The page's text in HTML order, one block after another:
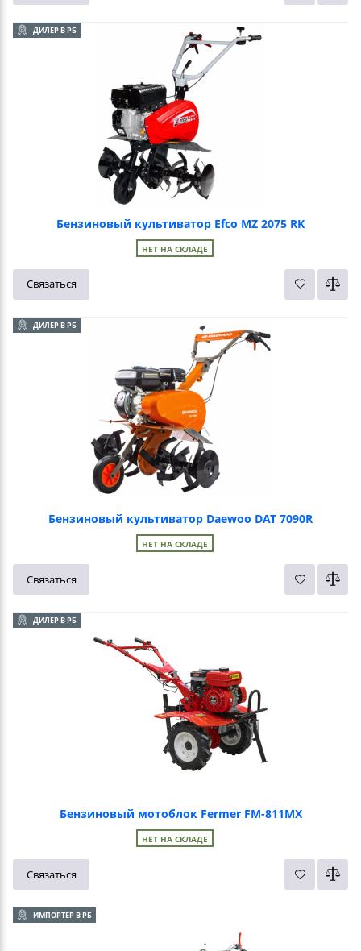
ДИЛЕР В РБ
Бензиновый культиватор Efco MZ 2075 RK
НЕТ НА СКЛАДЕ
Связаться
ДИЛЕР В РБ
Бензиновый культиватор Daewoo DAT 7090R
НЕТ НА СКЛАДЕ
Связаться
ДИЛЕР В РБ
Бензиновый мотоблок Fermer FM-811MX
НЕТ НА СКЛАДЕ
Связаться
ИМПОРТЕР В РБ